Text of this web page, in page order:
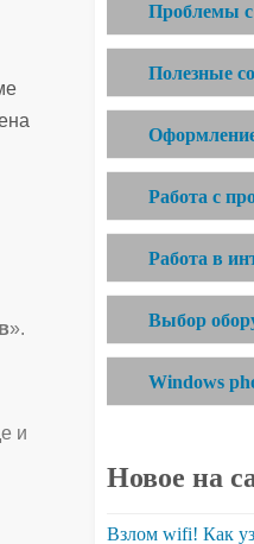
».
и
Проблемы
Полезные
Работа с
Работа в
Выбор
Windows
Новое на
Взлом wifi! Как